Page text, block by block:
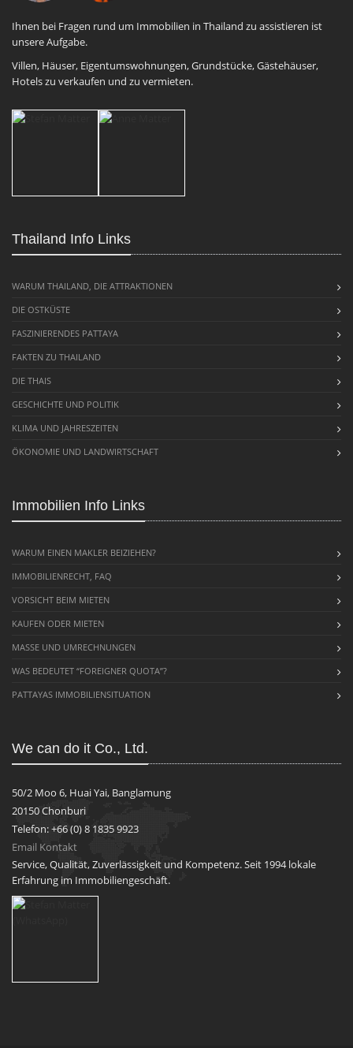
Ihnen bei Fragen rund um Immobilien in Thailand zu assistieren ist
unsere Aufgabe.
Villen, Häuser, Eigentumswohnungen, Grundstücke, Gästehäuser,
Hotels zu verkaufen und zu vermieten.
Thailand Info Links
WARUM THAILAND, DIE ATTRAKTIONEN
DIE OSTKÜSTE
FASZINIERENDES PATTAYA
FAKTEN ZU THAILAND
DIE THAIS
GESCHICHTE UND POLITIK
KLIMA UND JAHRESZEITEN
ÖKONOMIE UND LANDWIRTSCHAFT
Immobilien Info Links
WARUM EINEN MAKLER BEIZIEHEN?
IMMOBILIENRECHT, FAQ
VORSICHT BEIM MIETEN
KAUFEN ODER MIETEN
MASSE UND UMRECHNUNGEN
WAS BEDEUTET “FOREIGNER QUOTA”?
PATTAYAS IMMOBILIENSITUATION
We can do it Co., Ltd.
50/2 Moo 6, Huai Yai, Banglamung
20150 Chonburi
Telefon: +66 (0) 8 1835 9923
Email Kontakt
Service, Qualität, Zuverlässigkeit und Kompetenz. Seit 1994 lokale
Erfahrung im Immobiliengeschäft.